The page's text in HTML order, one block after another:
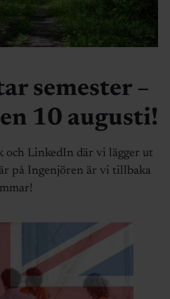
semester –
10 augusti!
och LinkedIn där vi lägger ut
på Ingenjören är vi tillbaka